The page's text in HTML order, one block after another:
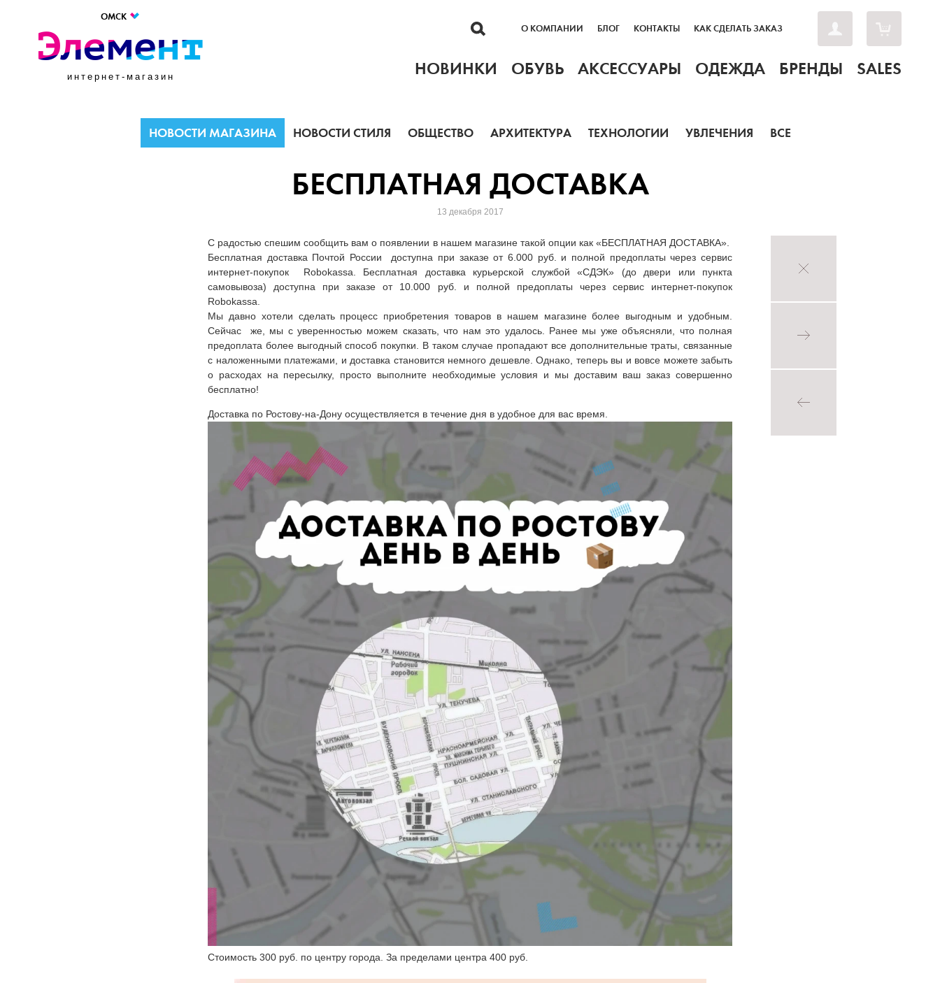
ОМСК
интернет-магазин
О КОМПАНИИ БЛОГ КОНТАКТЫ КАК СДЕЛАТЬ ЗАКАЗ
НОВИНКИ ОБУВЬ АКСЕССУАРЫ ОДЕЖДА БРЕНДЫ SALES
НОВОСТИ МАГАЗИНА НОВОСТИ СТИЛЯ ОБЩЕСТВО АРХИТЕКТУРА ТЕХНОЛОГИИ УВЛЕЧЕНИЯ ВСЕ
БЕСПЛАТНАЯ ДОСТАВКА
13 декабря 2017
С радостью спешим сообщить вам о появлении в нашем магазине такой опции как «БЕСПЛАТНАЯ ДОСТАВКА».
Бесплатная доставка Почтой России доступна при заказе от 6.000 руб. и полной предоплаты через сервис
интернет-покупок Robokassa. Бесплатная доставка курьерской службой «СДЭК» (до двери или пункта
самовывоза) доступна при заказе от 10.000 руб. и полной предоплаты через сервис интернет-покупок
Robokassa.
Мы давно хотели сделать процесс приобретения товаров в нашем магазине более выгодным и удобным.
Сейчас же, мы с уверенностью можем сказать, что нам это удалось. Ранее мы уже объясняли, что полная
предоплата более выгодный способ покупки. В таком случае пропадают все дополнительные траты, связанные
с наложенными платежами, и доставка становится немного дешевле. Однако, теперь вы и вовсе можете забыть
о расходах на пересылку, просто выполните необходимые условия и мы доставим ваш заказ совершенно
бесплатно!
Доставка по Ростову-на-Дону осуществляется в течение дня в удобное для вас время.
Стоимость 300 руб. по центру города. За пределами центра 400 руб.